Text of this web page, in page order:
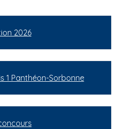
2026
1 Panthéon-Sorbonne